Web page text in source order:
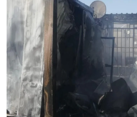
SEÇİM 2014
KİM KİMDİR
ÇEK GÖNDER
KİTAP
HEDEF2020